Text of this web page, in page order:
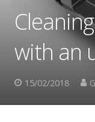
with an
15/02/2018